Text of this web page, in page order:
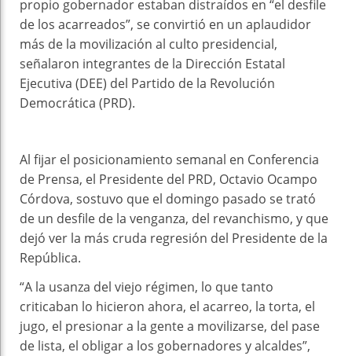
propio gobernador estaban distraídos en “el desfile
de los acarreados”, se convirtió en un aplaudidor
más de la movilización al culto presidencial,
señalaron integrantes de la Dirección Estatal
Ejecutiva (DEE) del Partido de la Revolución
Democrática (PRD).
Al fijar el posicionamiento semanal en Conferencia
de Prensa, el Presidente del PRD, Octavio Ocampo
Córdova, sostuvo que el domingo pasado se trató
de un desfile de la venganza, del revanchismo, y que
dejó ver la más cruda regresión del Presidente de la
República.
“A la usanza del viejo régimen, lo que tanto
criticaban lo hicieron ahora, el acarreo, la torta, el
jugo, el presionar a la gente a movilizarse, del pase
de lista, el obligar a los gobernadores y alcaldes”,